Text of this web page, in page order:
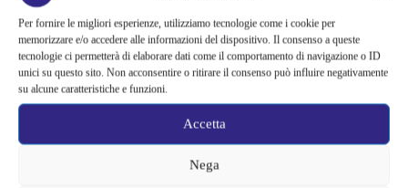
Per fornire le migliori esperienze, utilizziamo tecnologie come i cookie per
memorizzare e/o accedere alle informazioni del dispositivo. Il consenso a queste
tecnologie ci permetterà di elaborare dati come il comportamento di navigazione o ID
unici su questo sito. Non acconsentire o ritirare il consenso può influire negativamente
su alcune caratteristiche e funzioni.
Accetta
Nega
Barbie 2 rischia di saltare | Warner Bros. ha pochi mesi per trovare un
accordo: il dubbio che divide Hollywood
La bocca del diavolo arriva su Prime Video, squali e claustrofobia nel
nuovo survival horror: una vacanza diventa una trappola
La paura dell’altezza torna al cinema | Il sequel di Fall cambia
scenario: una nuova sfida senza via di fuga